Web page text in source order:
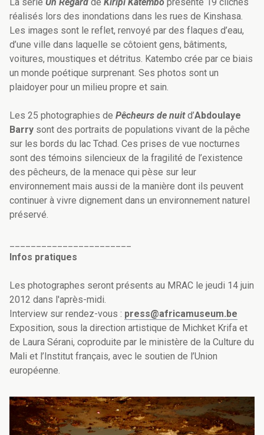
réalisés lors des inondations dans les rues de Kinshasa.
Les images sont le reflet, renvoyé par des flaques d’eau,
d’une ville dans laquelle se côtoient gens, bâtiments,
voitures, moustiques et détritus. Katembo crée par ce biais
un monde poétique surprenant. Ses photos sont un
plaidoyer pour un milieu propre et sain.
Les 25 photographies de Pêcheurs de nuitd’Abdoulaye
Barry sont des portraits de populations vivant de la pêche
sur les bords du lac Tchad. Ces prises de vue nocturnes
sont des témoins silencieux de la fragilité de l’existence
des pêcheurs, de la menace qui pèse sur leur
environnement mais aussi de la manière dont ils peuvent
continuer à vivre dignement dans un environnement naturel
préservé.
Infos pratiques
Les photographes seront présents au MRAC le jeudi 14 juin
2012 dans l'après-midi.
Interview sur rendez-vous : press@africamuseum.be
Exposition, sous la direction artistique de Michket Krifa et
de Laura Sérani, coproduite par le ministère de la Culture du
Mali et l’Institut français, avec le soutien de l’Union
européenne.